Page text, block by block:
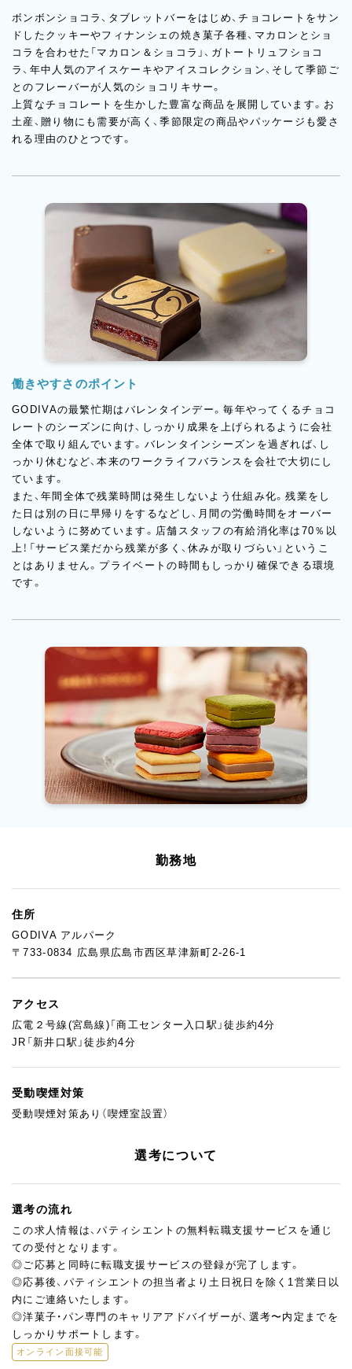
ボンボンショコラ、タブレットバーをはじめ、チョコレートをサン
ドしたクッキーやフィナンシェの焼き菓子各種、マカロンとショ
コラを合わせた「マカロン＆ショコラ」、ガトートリュフショコ
ラ、年中人気のアイスケーキやアイスコレクション、そして季節ご
とのフレーバーが人気のショコリキサー。
上質なチョコレートを生かした豊富な商品を展開しています。お
土産、贈り物にも需要が高く、季節限定の商品やパッケージも愛さ
れる理由のひとつです。
働きやすさのポイント
GODIVAの最繁忙期はバレンタインデー。毎年やってくるチョコ
レートのシーズンに向け、しっかり成果を上げられるように会社
全体で取り組んでいます。バレンタインシーズンを過ぎれば、し
っかり休むなど、本来のワークライフバランスを会社で大切にし
ています。
また、年間全体で残業時間は発生しないよう仕組み化。残業をし
た日は別の日に早帰りをするなどし、月間の労働時間をオーバー
しないように努めています。店舗スタッフの有給消化率は70％以
上！「サービス業だから残業が多く、休みが取りづらい」というこ
とはありません。プライベートの時間もしっかり確保できる環境
です。
勤務地
住所
GODIVA アルパーク
〒733-0834 広島県広島市西区草津新町2-26-1
アクセス
広電２号線(宮島線)「商工センター入口駅」徒歩約4分
JR「新井口駅」徒歩約4分
受動喫煙対策
受動喫煙対策あり（喫煙室設置）
選考について
選考の流れ
この求人情報は、パティシエントの無料転職支援サービスを通じ
ての受付となります。
◎ご応募と同時に転職支援サービスの登録が完了します。
◎応募後、パティシエントの担当者より土日祝日を除く1営業日以
内にご連絡いたします。
◎洋菓子・パン専門のキャリアアドバイザーが、選考〜内定までを
しっかりサポートします。
オンライン面接可能